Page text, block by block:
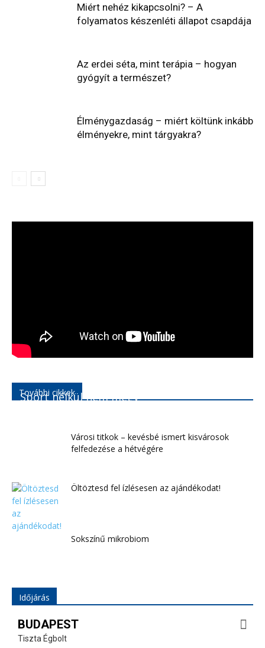
Miért nehéz kikapcsolni? – A
folyamatos készenléti állapot csapdája
Az erdei séta, mint terápia – hogyan
gyógyít a természet?
Élménygazdaság – miért költünk inkább
élményekre, mint tárgyakra?
További cikkek
Sport nélkül nem megy
Városi titkok – kevésbé ismert kisvárosok
felfedezése a hétvégére
Öltöztesd fel ízlésesen az ajándékodat!
Sokszínű mikrobiom
Időjárás
BUDAPEST
Tiszta Égbolt